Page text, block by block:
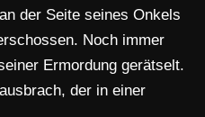
der Seite seines Onkels
Noch immer
Ermordung gerätselt.
der in einer